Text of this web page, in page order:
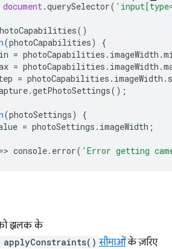
document.querySelector(
()
(photoCapabilities)
{
= photoCapabilities . imageWidth .
= photoCapabilities . imageWidth .
= photoCapabilities . imageWidth .
.getPhotoSettings();
(photoSettings)
{
= photoSettings . imageWidth ;
=> console. error( 'Error getting
को झलक के
applyConstraints() सीमाओंके ज़रिए